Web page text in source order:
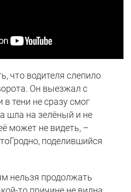
что водителя слепило
Он выезжал с
тени не сразу смог
шла на зелёный и не
может не видеть, –
поделившийся
нельзя продолжать